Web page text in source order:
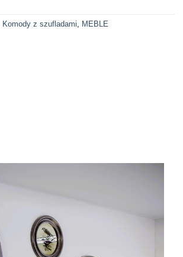
Komody z szufladami, MEBLE